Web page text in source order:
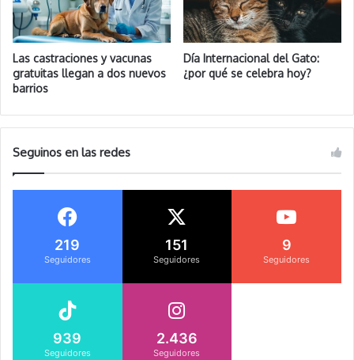
Las castraciones y vacunas
gratuitas llegan a dos nuevos
barrios
Día Internacional del Gato:
¿por qué se celebra hoy?
Seguinos en las redes
219
Seguidores
151
Seguidores
9
Seguidores
939
Seguidores
2.436
Seguidores